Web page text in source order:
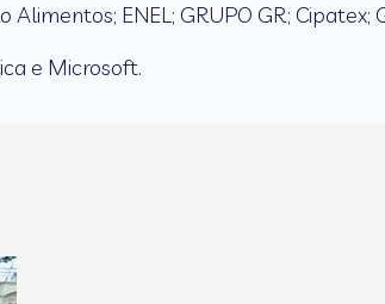
ENEL; GRUPO GR; Cipatex;
e Microsoft.